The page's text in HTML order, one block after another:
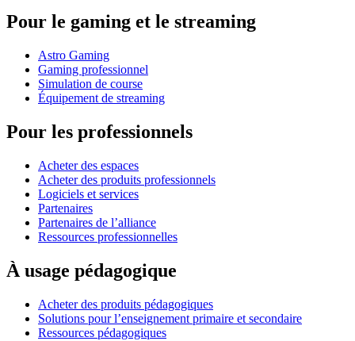
Pour le gaming et le streaming
Astro Gaming
Gaming professionnel
Simulation de course
Équipement de streaming
Pour les professionnels
Acheter des espaces
Acheter des produits professionnels
Logiciels et services
Partenaires
Partenaires de l’alliance
Ressources professionnelles
À usage pédagogique
Acheter des produits pédagogiques
Solutions pour l’enseignement primaire et secondaire
Ressources pédagogiques